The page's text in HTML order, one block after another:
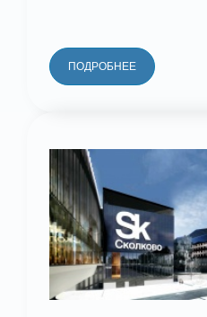
ПОДРОБНЕЕ